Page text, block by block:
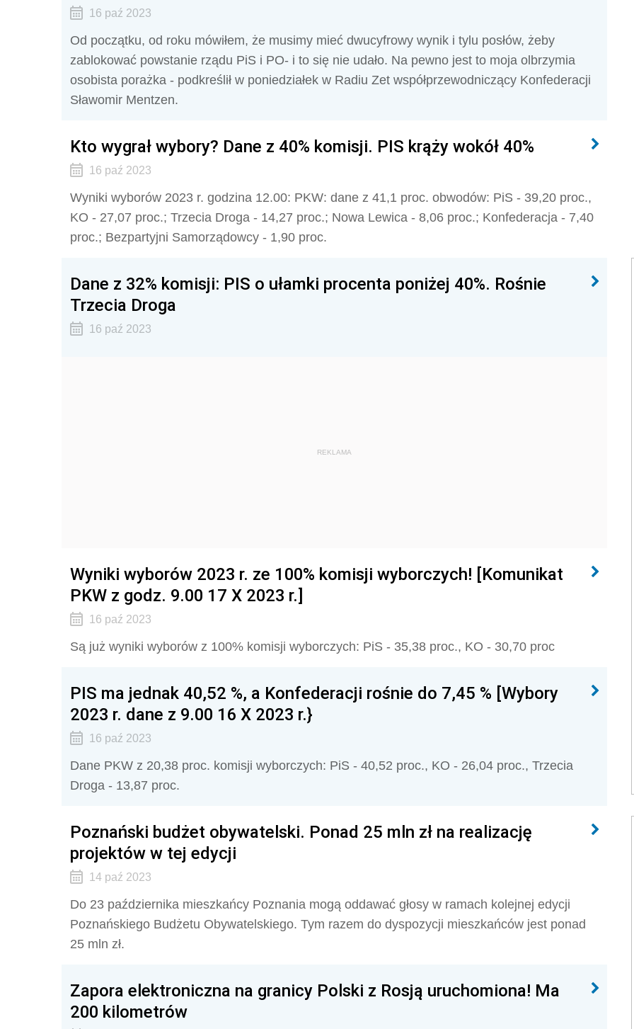
16 paź 2023
Od początku, od roku mówiłem, że musimy mieć dwucyfrowy wynik i tylu posłów, żeby
zablokować powstanie rządu PiS i PO- i to się nie udało. Na pewno jest to moja olbrzymia
osobista porażka - podkreślił w poniedziałek w Radiu Zet współprzewodniczący Konfederacji
Sławomir Mentzen.
Kto wygrał wybory? Dane z 40% komisji. PIS krąży wokół 40%
16 paź 2023
Wyniki wyborów 2023 r. godzina 12.00: PKW: dane z 41,1 proc. obwodów: PiS - 39,20 proc.,
KO - 27,07 proc.; Trzecia Droga - 14,27 proc.; Nowa Lewica - 8,06 proc.; Konfederacja - 7,40
proc.; Bezpartyjni Samorządowcy - 1,90 proc.
Dane z 32% komisji: PIS o ułamki procenta poniżej 40%. Rośnie
Trzecia Droga
16 paź 2023
REKLAMA
Wyniki wyborów 2023 r. ze 100% komisji wyborczych! [Komunikat
PKW z godz. 9.00 17 X 2023 r.]
16 paź 2023
Są już wyniki wyborów z 100% komisji wyborczych: PiS - 35,38 proc., KO - 30,70 proc
PIS ma jednak 40,52 %, a Konfederacji rośnie do 7,45 % [Wybory
2023 r. dane z 9.00 16 X 2023 r.}
16 paź 2023
Dane PKW z 20,38 proc. komisji wyborczych: PiS - 40,52 proc., KO - 26,04 proc., Trzecia
Droga - 13,87 proc.
Poznański budżet obywatelski. Ponad 25 mln zł na realizację
projektów w tej edycji
14 paź 2023
Do 23 października mieszkańcy Poznania mogą oddawać głosy w ramach kolejnej edycji
Poznańskiego Budżetu Obywatelskiego. Tym razem do dyspozycji mieszkańców jest ponad
25 mln zł.
Zapora elektroniczna na granicy Polski z Rosją uruchomiona! Ma
200 kilometrów